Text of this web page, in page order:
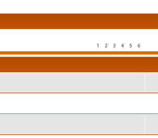
1 2 3 4 5 6